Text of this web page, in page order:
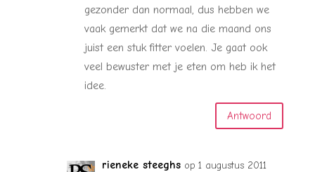
gezonder dan normaal, dus hebben we
vaak gemerkt dat we na die maand ons
juist een stuk fitter voelen. Je gaat ook
veel bewuster met je eten om heb ik het
idee.
Antwoord
rieneke steeghs op 1 augustus 2011